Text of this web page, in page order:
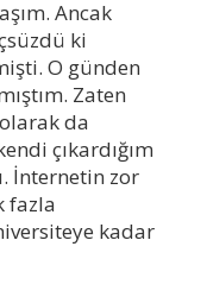
Ancak
ki
O günden
Zaten
da
çıkardığım
İnternetin zor
fazla
kadar